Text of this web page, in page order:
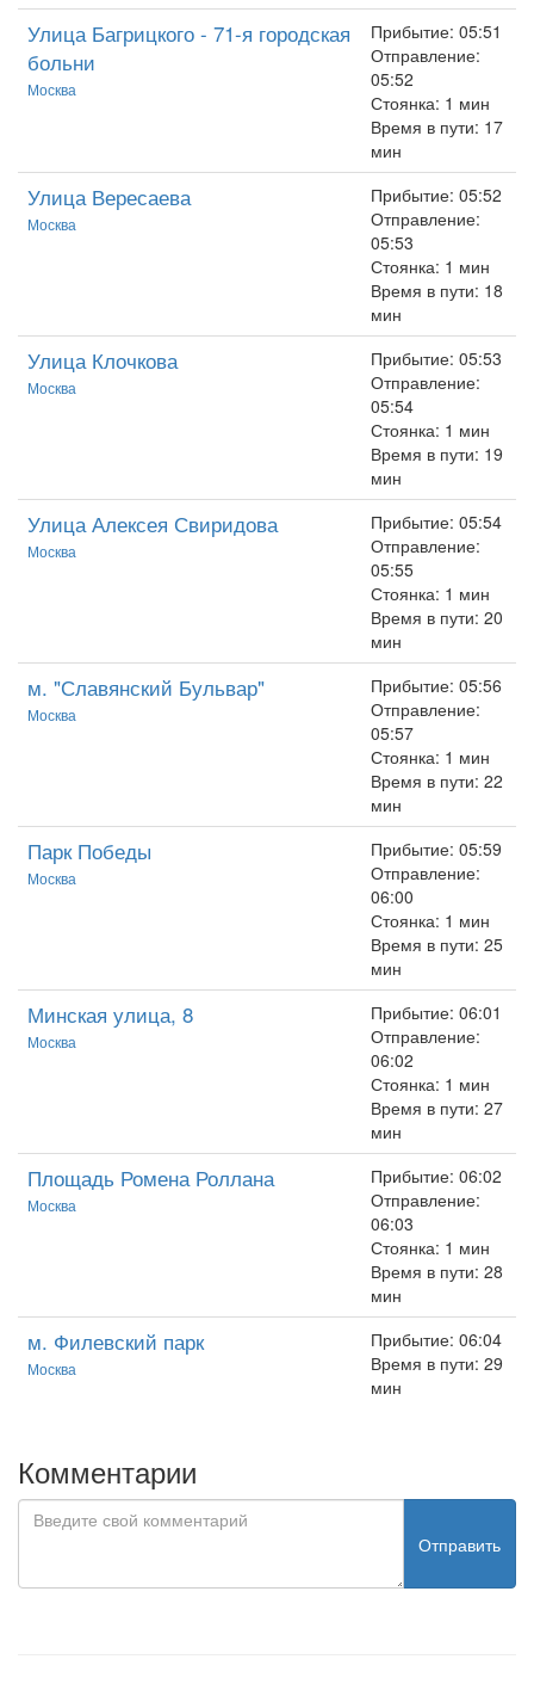
Улица Багрицкого - 71-я городская
больни
Москва
Прибытие: 05:51
Отправление:
05:52
Стоянка: 1 мин
Время в пути: 17
мин
Улица Вересаева
Москва
Прибытие: 05:52
Отправление:
05:53
Стоянка: 1 мин
Время в пути: 18
мин
Улица Клочкова
Москва
Прибытие: 05:53
Отправление:
05:54
Стоянка: 1 мин
Время в пути: 19
мин
Улица Алексея Свиридова
Москва
Прибытие: 05:54
Отправление:
05:55
Стоянка: 1 мин
Время в пути: 20
мин
м. "Славянский Бульвар"
Москва
Прибытие: 05:56
Отправление:
05:57
Стоянка: 1 мин
Время в пути: 22
мин
Парк Победы
Москва
Прибытие: 05:59
Отправление:
06:00
Стоянка: 1 мин
Время в пути: 25
мин
Минская улица, 8
Москва
Прибытие: 06:01
Отправление:
06:02
Стоянка: 1 мин
Время в пути: 27
мин
Площадь Ромена Роллана
Москва
Прибытие: 06:02
Отправление:
06:03
Стоянка: 1 мин
Время в пути: 28
мин
м. Филевский парк
Москва
Прибытие: 06:04
Время в пути: 29
мин
Комментарии
Отправить